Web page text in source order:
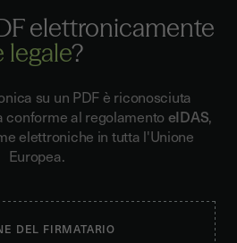
elettronicamente
legale?
su un PDF è riconosciuta
conforme al regolamento eIDAS,
elettroniche in tutta l'Unione
Europea.
DEL FIRMATARIO